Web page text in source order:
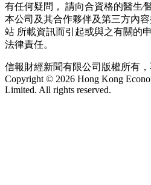
有任何疑問， 請向合資格的醫生∕
本公司及其合作夥伴及第三方內
站 所載資訊而引起或與之有關的
法律責任。
信報財經新聞有限公司版權所有，
Copyright © 2026 Hong Kong
Limited. All rights reserved.